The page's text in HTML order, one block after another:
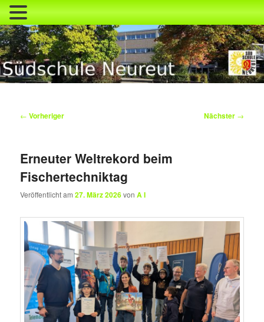
Zum
primären
Inhalt
springen
Beitragsnavigation
← Vorheriger Nächster →
Erneuter Weltrekord beim
Fischertechniktag
Veröffentlicht am27. März 2026vonA I